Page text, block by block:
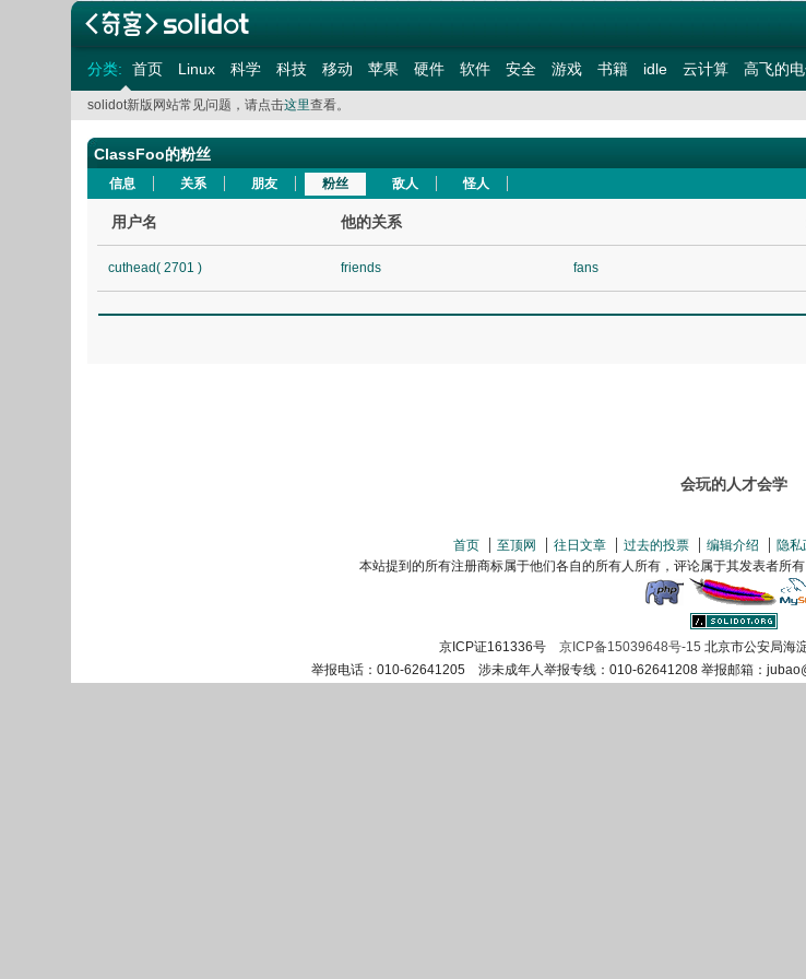
分类: 首页 Linux 科学 科技 移动 苹果 硬件 软件 安全 游戏 书籍 idle 云计算 高飞的
solidot新版网站常见问题，请点击这里查看。
ClassFoo的粉丝
信息 关系 朋友 粉丝 敌人 怪人
用户名 他的关系
cuthead( 2701 ) friends fans
会玩的人才会学
首页 至顶网 往日文章 过去的投票 编辑介绍 隐私
本站提到的所有注册商标属于他们各自的所有人所有，评论属于其发表者所
京ICP证161336号 京ICP备15039648号-15 北京市公安局海
举报电话：010-62641205 涉未成年人举报专线：010-62641208 举报邮箱：